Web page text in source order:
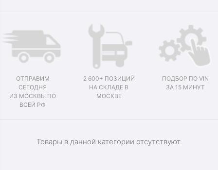
ОТПРАВИМ
СЕГОДНЯ
ИЗ МОСКВЫ ПО
ВСЕЙ РФ
2 600+ ПОЗИЦИЙ
НА СКЛАДЕ В
МОСКВЕ
ПОДБОР ПО VIN
ЗА 15 МИНУТ
Товары в данной категории отсутствуют.